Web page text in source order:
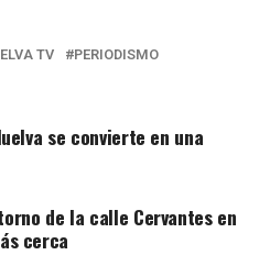
TV
PERIODISMO
se convierte en una
de la calle Cervantes en
cerca